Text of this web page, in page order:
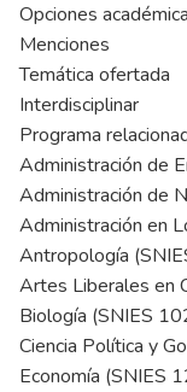
Opciones
Menciones
Temática ofertada
Interdisciplinar
Programa
Administración de
Administración de
Administración en
Antropología
Artes Liberales en
Biología (SNIES
Ciencia Política y
Economía (SNIES